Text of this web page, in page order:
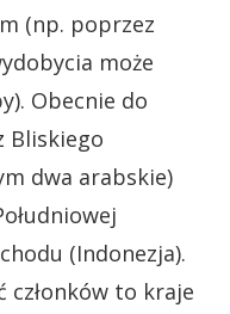
(np. poprzez
może
Obecnie do
Bliskiego
dwa arabskie)
(Indonezja).
członków to kraje